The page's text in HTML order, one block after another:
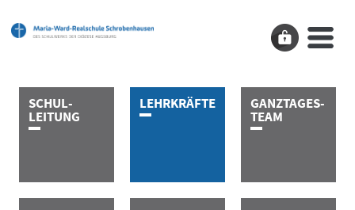
SCHU­­L­­­­­­
LEITUNG
LEHR­­­­­­­KRÄFTE G­A­N­Z­T­A­G­E­S­
T­E­A­M